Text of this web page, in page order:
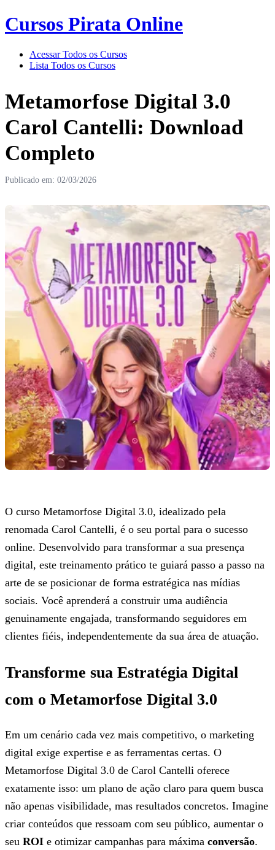
Cursos Pirata Online
Acessar Todos os Cursos
Lista Todos os Cursos
Metamorfose Digital 3.0
Carol Cantelli: Download
Completo
Publicado em: 02/03/2026
O curso Metamorfose Digital 3.0, idealizado pela
renomada Carol Cantelli, é o seu portal para o sucesso
online. Desenvolvido para transformar a sua presença
digital, este treinamento prático te guiará passo a passo na
arte de se posicionar de forma estratégica nas mídias
sociais. Você aprenderá a construir uma audiência
genuinamente engajada, transformando seguidores em
clientes fiéis, independentemente da sua área de atuação.
Transforme sua Estratégia Digital
com o Metamorfose Digital 3.0
Em um cenário cada vez mais competitivo, o marketing
digital exige expertise e as ferramentas certas. O
Metamorfose Digital 3.0 de Carol Cantelli oferece
exatamente isso: um plano de ação claro para quem busca
não apenas visibilidade, mas resultados concretos. Imagine
criar conteúdos que ressoam com seu público, aumentar o
seu ROI e otimizar campanhas para máxima conversão.